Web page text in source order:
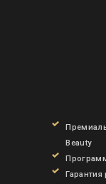
КАТАЛОГ
АКЦИИ И
Beauty
Гарантия